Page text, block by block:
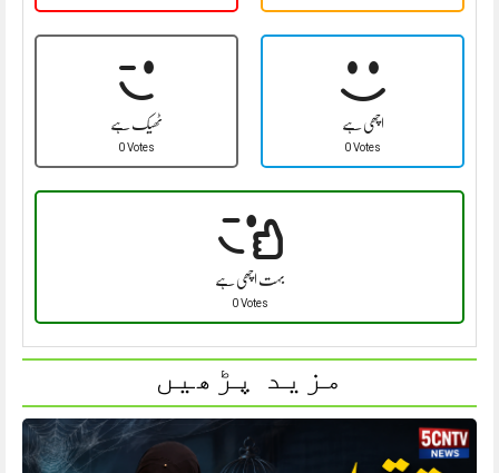
ٹھیک ہے
0 Votes
اچھی ہے
0 Votes
بہت اچھی ہے
0 Votes
مزید پڑھیں